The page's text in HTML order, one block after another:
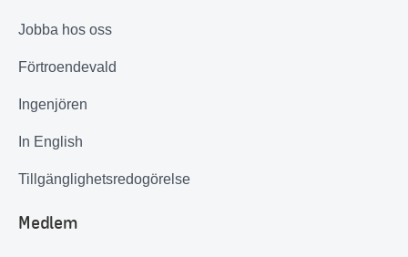
Jobba hos oss
Förtroendevald
Ingenjören
In English
Tillgänglighetsredogörelse
Medlem